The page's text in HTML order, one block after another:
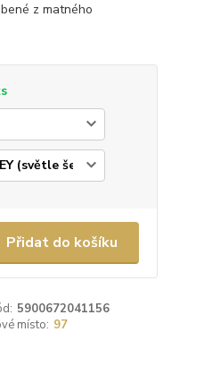
z matného
Přidat do košíku
5900672041156
místo: 97